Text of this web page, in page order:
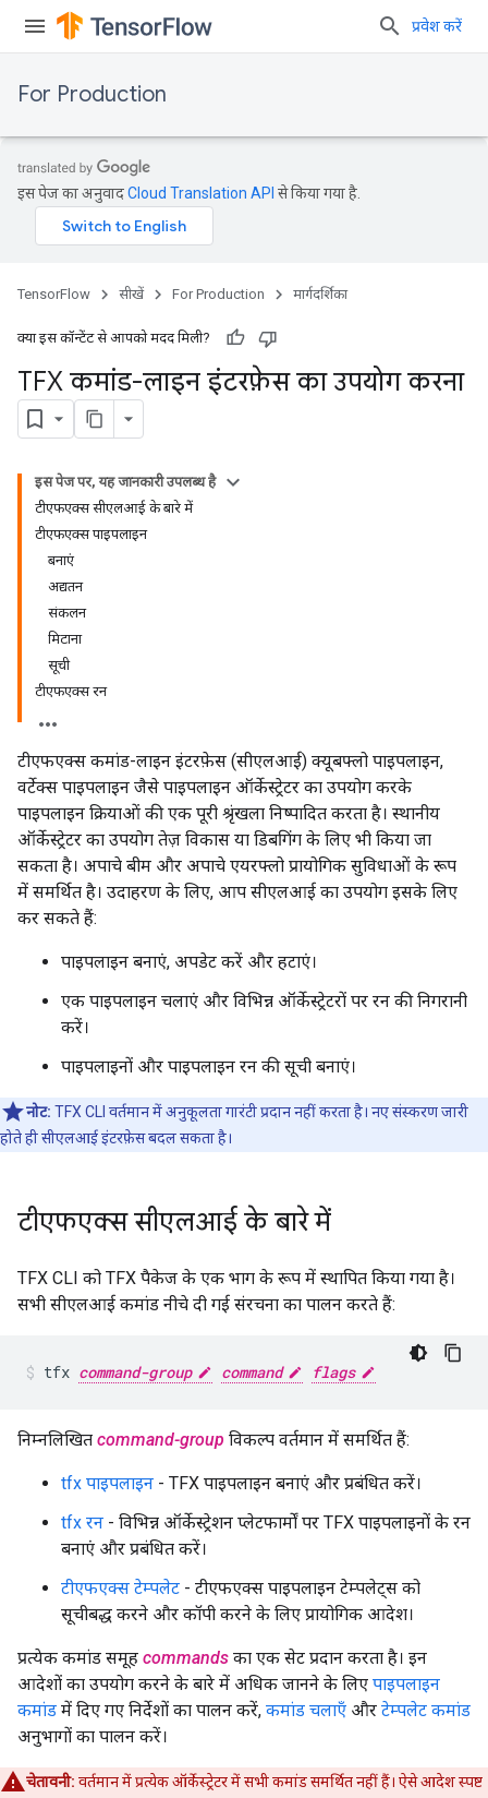
प्रवेश करें
For Production
इस पेज का अनुवादCloud Translation API से किया गया है.
TensorFlow सीखें For Production मार्गदर्शिका
क्या इस कॉन्टेंट से आपको मदद मिली?
TFX कमांड-लाइन इंटरफ़ेस का उपयोग करना
इस पेज पर, यह जानकारी उपलब्ध है
टीएफएक्स सीएलआई के बारे में
टीएफएक्स पाइपलाइन
बनाएं
अद्यतन
संकलन
मिटाना
सूची
टीएफएक्स रन
टीएफएक्स कमांड-लाइन इंटरफ़ेस (सीएलआई) क्यूबफ्लो पाइपलाइन,
वर्टेक्स पाइपलाइन जैसे पाइपलाइन ऑर्केस्ट्रेटर का उपयोग करके
पाइपलाइन क्रियाओं की एक पूरी श्रृंखला निष्पादित करता है। स्थानीय
ऑर्केस्ट्रेटर का उपयोग तेज़ विकास या डिबगिंग के लिए भी किया जा
सकता है। अपाचे बीम और अपाचे एयरफ्लो प्रायोगिक सुविधाओं के रूप
में समर्थित है। उदाहरण के लिए, आप सीएलआई का उपयोग इसके लिए
कर सकते हैं:
पाइपलाइन बनाएं, अपडेट करें और हटाएं।
एक पाइपलाइन चलाएं और विभिन्न ऑर्केस्ट्रेटरों पर रन की निगरानी
करें।
पाइपलाइनों और पाइपलाइन रन की सूची बनाएं।
नोट: TFX CLI वर्तमान में अनुकूलता गारंटी प्रदान नहीं करता है। नए संस्करण जारी
होते ही सीएलआई इंटरफ़ेस बदल सकता है।
टीएफएक्स सीएलआई के बारे में
TFX CLI को TFX पैकेज के एक भाग के रूप में स्थापित किया गया है।
सभी सीएलआई कमांड नीचे दी गई संरचना का पालन करते हैं:
tfx command-group command flags
निम्नलिखित command-group विकल्प वर्तमान में समर्थित हैं:
tfx पाइपलाइन - TFX पाइपलाइन बनाएं और प्रबंधित करें।
tfx रन - विभिन्न ऑर्केस्ट्रेशन प्लेटफार्मों पर TFX पाइपलाइनों के रन
बनाएं और प्रबंधित करें।
टीएफएक्स टेम्पलेट - टीएफएक्स पाइपलाइन टेम्पलेट्स को
सूचीबद्ध करने और कॉपी करने के लिए प्रायोगिक आदेश।
प्रत्येक कमांड समूह commands का एक सेट प्रदान करता है। इन
आदेशों का उपयोग करने के बारे में अधिक जानने के लिए पाइपलाइन
कमांड में दिए गए निर्देशों का पालन करें, कमांड चलाएँ और टेम्पलेट कमांड
अनुभागों का पालन करें।
चेतावनी: वर्तमान में प्रत्येक ऑर्केस्ट्रेटर में सभी कमांड समर्थित नहीं हैं। ऐसे आदेश स्पष्ट